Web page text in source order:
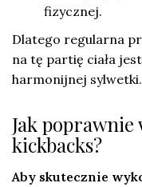
fizycznej.
Dlatego regularna
na tę partię ciała
harmonijnej sylwetki.
Jak poprawnie
kickbacks?
Aby skutecznie